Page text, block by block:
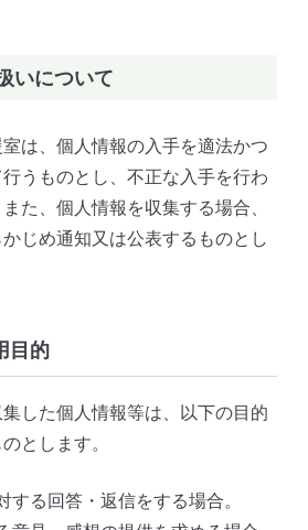
いについて
は、個人情報の入手を適法かつ
うものとし、不正な入手を行わ
た、個人情報を収集する場合、
じめ通知又は公表するものとし
目的
した個人情報等は、以下の目的
とします。
する回答・返信をする場合。